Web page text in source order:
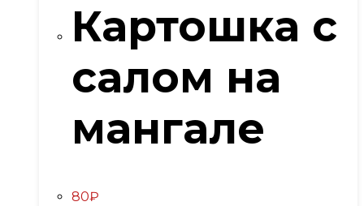
Картошка с
салом на
мангале
80₽